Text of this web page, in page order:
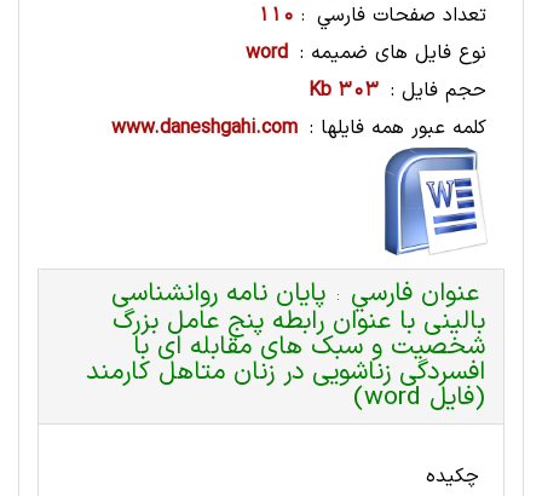
تعداد صفحات فارسي :
110
نوع فایل های ضمیمه : word
حجم فایل : 303 Kb
کلمه عبور همه فایلها : www.daneshgahi.com
عنوان فارسي : پایان نامه روانشناسی
بالینی با عنوان رابطه پنج عامل بزرگ
شخصیت و سبک های مقابله ای با
افسردگی زناشویی در زنان متاهل کارمند
(فایل word)
چکیده